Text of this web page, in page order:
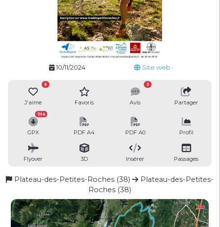
10/11/2024 Site web
J'aime
6
Favoris Avis
2
Partager
GPX
1114
PDF A4 PDF A0 Profil
Flyover 3D Insérer Passages
Plateau-des-Petites-Roches (38)
Plateau-des-Petites-
Roches (38)